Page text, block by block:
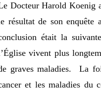
Docteur Harold Koenig
résultat de son enquête
était la
vivent plus
graves maladies. La
et les maladies du